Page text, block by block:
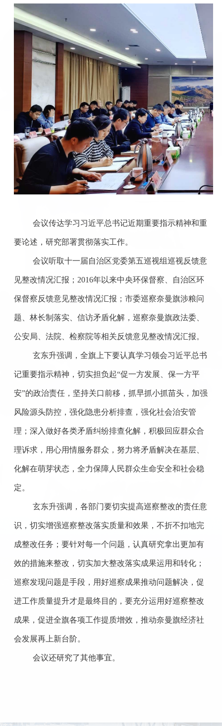
会议传达学习习近平总书记近期重要指示精神和重
要论述，研究部署贯彻落实工作。
会议听取十一届自治区党委第五巡视组巡视反馈意
见整改情况汇报； 2016年以来中央环保督察、自治区环
保督察反馈意见整改情况汇报；市委巡察奈曼旗涉粮问
题、林长制落实、信访矛盾化解，巡察奈曼旗政法委、
公安局、法院、检察院等相关反馈意见整改情况汇报。
玄东升强调，全旗上下要认真学习领会习近平总书
记重要指示精神，切实担负起“促一方发展、保一方平
安”的政治责任，坚持关口前移，抓早抓小抓苗头，加强
风险源头防控，强化隐患分析排查，强化社会治安管
理；深入做好各类矛盾纠纷排查化解，积极回应群众合
理诉求，用心用情服务群众，努力将矛盾解决在基层、
化解在萌芽状态，全力保障人民群众生命安全和社会稳
定。
玄东升强调，各部门要切实提高巡察整改的责任意
识，切实增强巡察整改落实质量和效果，不折不扣地完
成整改任务；要针对每一个问题，认真研究拿出更加有
效的措施来整改，切实加大整改落实成果运用和转化；
巡察发现问题是手段，用好巡察成果推动问题解决，促
进工作质量提升才是最终目的，要充分运用好巡察整改
成果，促进全旗各项工作提质增效，推动奈曼旗经济社
会发展再上新台阶。
会议还研究了其他事宜。